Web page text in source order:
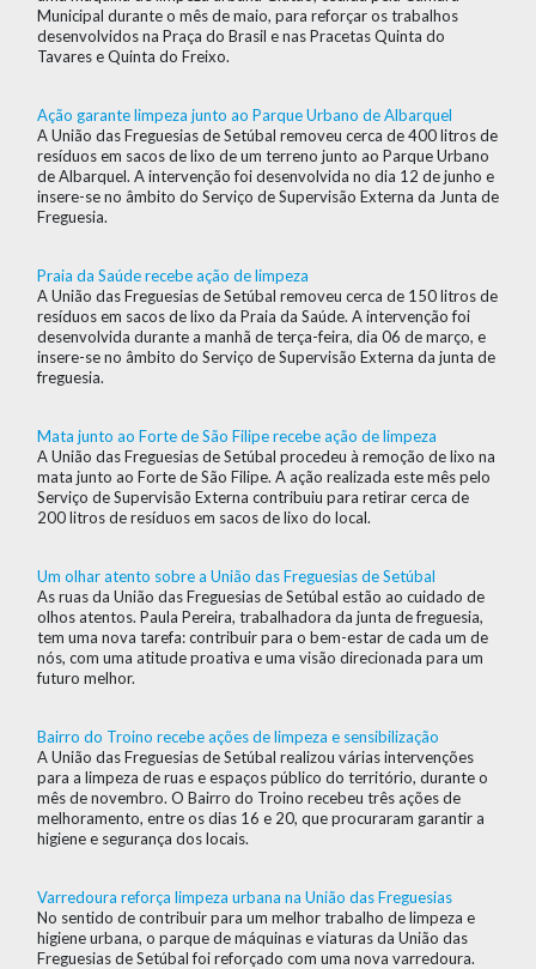
Municipal durante o mês de maio, para reforçar os trabalhos
desenvolvidos na Praça do Brasil e nas Pracetas Quinta do
Tavares e Quinta do Freixo.
Ação garante limpeza junto ao Parque Urbano de Albarquel
A União das Freguesias de Setúbal removeu cerca de 400 litros de
resíduos em sacos de lixo de um terreno junto ao Parque Urbano
de Albarquel. A intervenção foi desenvolvida no dia 12 de junho e
insere-se no âmbito do Serviço de Supervisão Externa da Junta de
Freguesia.
Praia da Saúde recebe ação de limpeza
A União das Freguesias de Setúbal removeu cerca de 150 litros de
resíduos em sacos de lixo da Praia da Saúde. A intervenção foi
desenvolvida durante a manhã de terça-feira, dia 06 de março, e
insere-se no âmbito do Serviço de Supervisão Externa da junta de
freguesia.
Mata junto ao Forte de São Filipe recebe ação de limpeza
A União das Freguesias de Setúbal procedeu à remoção de lixo na
mata junto ao Forte de São Filipe. A ação realizada este mês pelo
Serviço de Supervisão Externa contribuiu para retirar cerca de
200 litros de resíduos em sacos de lixo do local.
Um olhar atento sobre a União das Freguesias de Setúbal
As ruas da União das Freguesias de Setúbal estão ao cuidado de
olhos atentos. Paula Pereira, trabalhadora da junta de freguesia,
tem uma nova tarefa: contribuir para o bem-estar de cada um de
nós, com uma atitude proativa e uma visão direcionada para um
futuro melhor.
Bairro do Troino recebe ações de limpeza e sensibilização
A União das Freguesias de Setúbal realizou várias intervenções
para a limpeza de ruas e espaços público do território, durante o
mês de novembro. O Bairro do Troino recebeu três ações de
melhoramento, entre os dias 16 e 20, que procuraram garantir a
higiene e segurança dos locais.
Varredoura reforça limpeza urbana na União das Freguesias
No sentido de contribuir para um melhor trabalho de limpeza e
higiene urbana, o parque de máquinas e viaturas da União das
Freguesias de Setúbal foi reforçado com uma nova varredoura.